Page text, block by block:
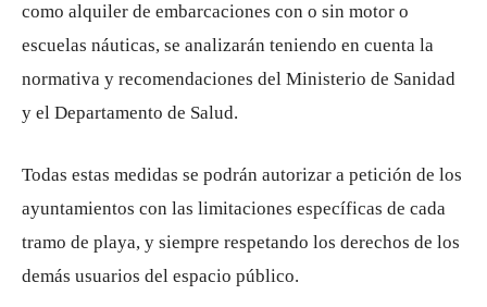
como alquiler de embarcaciones con o sin motor o
escuelas náuticas, se analizarán teniendo en cuenta la
normativa y recomendaciones del Ministerio de Sanidad
y el Departamento de Salud.
Todas estas medidas se podrán autorizar a petición de los
ayuntamientos con las limitaciones específicas de cada
tramo de playa, y siempre respetando los derechos de los
demás usuarios del espacio público.